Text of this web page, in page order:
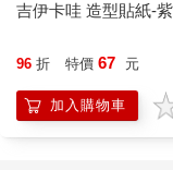
吉伊卡哇 造型貼紙-紫
96 折 特價 67 元
加入購物車